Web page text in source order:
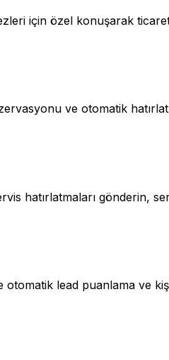
için özel konuşarak
ve otomatik
hatırlatmaları gönderin,
lead puanlama ve